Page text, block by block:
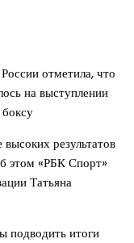
отметила, что
на выступлении
результатов
этом «РБК Спорт»
Татьяна
подводить итоги